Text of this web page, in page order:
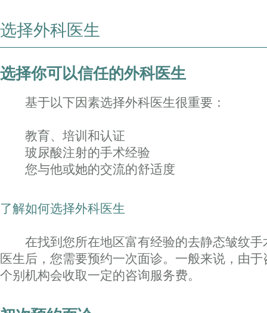
选择外科医生
选择你可以信任的外科医生
基于以下因素选择外科医生很重要：
教育、培训和认证
玻尿酸注射的手术经验
您与他或她的交流的舒适度
了解如何选择外科医生
在找到您所在地区富有经验的去静态皱纹手
医生后，您需要预约一次面诊。一般来说，由
个别机构会收取一定的咨询服务费。